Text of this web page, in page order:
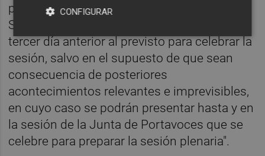
por escrito y se podrán presentar ante la
Secretaría General hasta las 14 horas del
tercer día anterior al previsto para celebrar la
sesión, salvo en el supuesto de que sean
consecuencia de posteriores
acontecimientos relevantes e imprevisibles,
en cuyo caso se podrán presentar hasta y en
la sesión de la Junta de Portavoces que se
celebre para preparar la sesión plenaria".
CONFIGURAR